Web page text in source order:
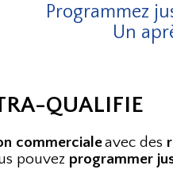
Programmez
Un
QUALIFIE
commercialeavec des
pouvez programmer